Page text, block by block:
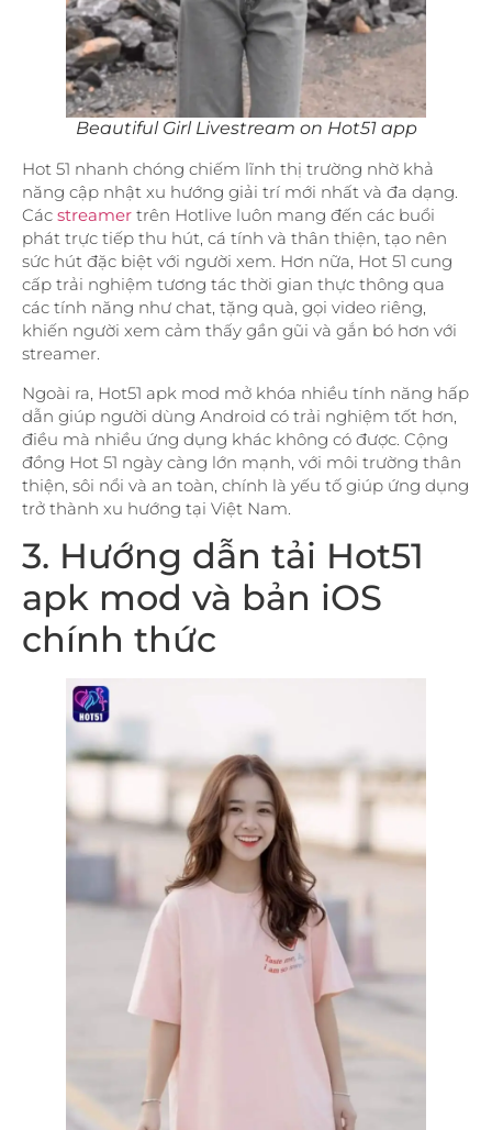
Beautiful Girl Livestream on Hot51 app
Hot 51 nhanh chóng chiếm lĩnh thị trường nhờ khả
năng cập nhật xu hướng giải trí mới nhất và đa dạng.
Các streamer trên Hotlive luôn mang đến các buổi
phát trực tiếp thu hút, cá tính và thân thiện, tạo nên
sức hút đặc biệt với người xem. Hơn nữa, Hot 51 cung
cấp trải nghiệm tương tác thời gian thực thông qua
các tính năng như chat, tặng quà, gọi video riêng,
khiến người xem cảm thấy gần gũi và gắn bó hơn với
streamer.
Ngoài ra, Hot51 apk mod mở khóa nhiều tính năng hấp
dẫn giúp người dùng Android có trải nghiệm tốt hơn,
điều mà nhiều ứng dụng khác không có được. Cộng
đồng Hot 51 ngày càng lớn mạnh, với môi trường thân
thiện, sôi nổi và an toàn, chính là yếu tố giúp ứng dụng
trở thành xu hướng tại Việt Nam.
3. Hướng dẫn tải Hot51
apk mod và bản iOS
chính thức